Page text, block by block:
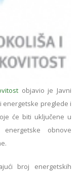
objavio je Javni
energetske preglede i
će biti uključene u
obnove
broj energetskih